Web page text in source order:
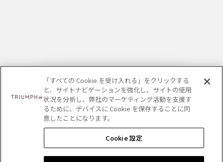
ショッピングバッグに追加する
「すべての Cookie を受け入れる」をクリックする
と、サイトナビゲーションを強化し、サイトの使用
状況を分析し、弊社のマーケティング活動を支援す
るために、デバイスに Cookie を保存することに同
意したことになります。
Cookie 設定